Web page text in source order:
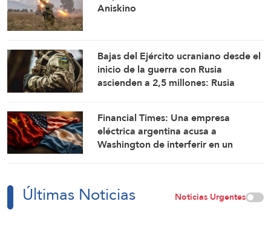
Aniskino
Bajas del Ejército ucraniano desde el
inicio de la guerra con Rusia
ascienden a 2,5 millones: Rusia
Financial Times: Una empresa
eléctrica argentina acusa a
Washington de interferir en un
Últimas Noticias Noticias Urgentes